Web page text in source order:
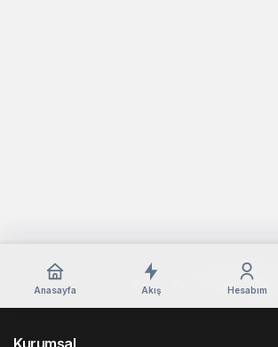
Anasayfa Akış Hesabım
Kurumsal